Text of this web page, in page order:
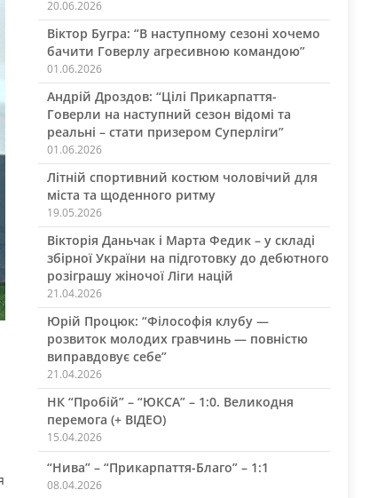
20.06.2026
Віктор Бугра: “В наступному сезоні хочемо
бачити Говерлу агресивною командою”
01.06.2026
Андрій Дроздов: “Цілі Прикарпаття-
Говерли на наступний сезон відомі та
реальні – стати призером Суперліги”
01.06.2026
Літній спортивний костюм чоловічий для
міста та щоденного ритму
19.05.2026
Вікторія Даньчак і Марта Федик – у складі
збірної України на підготовку до дебютного
розіграшу жіночої Ліги націй
21.04.2026
Юрій Процюк: “Філософія клубу —
розвиток молодих гравчинь — повністю
виправдовує себе”
21.04.2026
НК “Пробій” – “ЮКСА” – 1:0. Великодня
перемога (+ ВІДЕО)
15.04.2026
“Нива” – “Прикарпаття-Благо” – 1:1
08.04.2026